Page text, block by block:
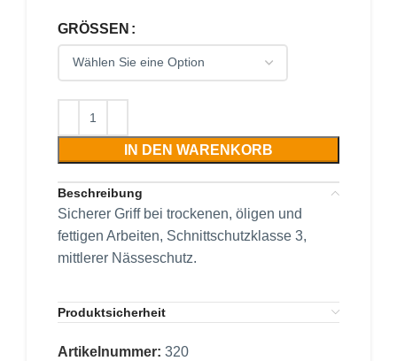
GRÖSSEN
IN DEN WARENKORB
Beschreibung
Sicherer Griff bei trockenen, öligen und
fettigen Arbeiten, Schnittschutzklasse 3,
mittlerer Nässeschutz.
Produktsicherheit
Artikelnummer: 320